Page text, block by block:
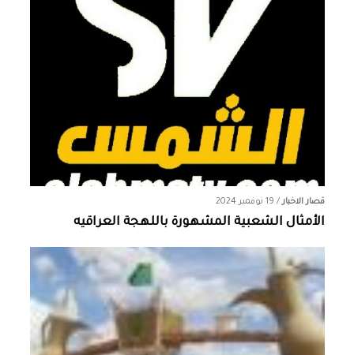
قصار الاخبار/ 19 نوفمبر 2024
الأمثال الشعبية المشهورة باللهجة العراقيه